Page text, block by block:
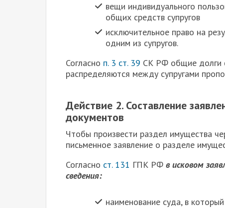
вещи индивидуального
общих средств супругов
исключительное право на
одним из супругов.
Согласно п. 3 ст. 39 СК РФ общие долги
распределяются между супругами
Действие 2. Составление
документов
Чтобы произвести раздел имущества
письменное заявление о разделе
Согласно ст. 131 ГПК РФ в исковом
сведения:
наименование суда, в